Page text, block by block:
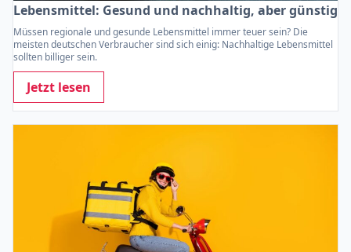
Lebensmittel: Gesund und nachhaltig, aber günstig
Müssen regionale und gesunde Lebensmittel immer teuer sein? Die
meisten deutschen Verbraucher sind sich einig: Nachhaltige Lebensmittel
sollten billiger sein.
Jetzt lesen